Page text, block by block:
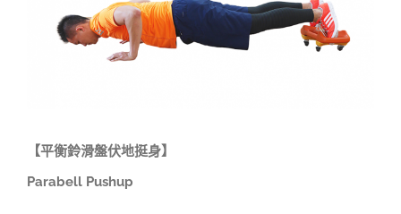
【平衡鈴滑盤伏地挺身】
Parabell Pushup